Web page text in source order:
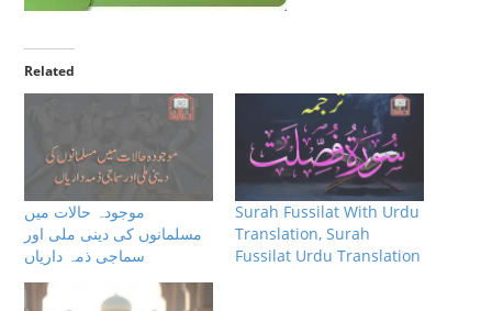
Related
موجودہ حالات ميں
مسلمانوں كى دينى ملى اور
سماجى ذمہ دارياں
Surah Fussilat With Urdu
Translation, Surah
Fussilat Urdu Translation